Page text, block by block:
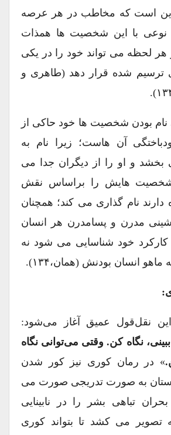
است که مخاطب در هر عرصه
نوعی با این شخصیت ها همذات
لحظه می تواند خود را در یکی
ترسیم شده قرار دهد (طاهری و
نام بودن شخصیت ها خود حاکی از
آن هاست؛ زیرا نام به
و او را از دیگران جدا می
شخصیت هایش را براساس نقش
نام گذاری می کند؛ همچنان
مدرن و پسامدرن هر انسان
خود شناسایی می شود نه
انسان بودنش (همان،۱۳۴).
نقل‌قول عمیق آغاز می‌شود:
نگاه کن. وقتی می‌توانی نگاه
در رمان کوری نیز کور شدن
به صورت تدریجی صورت می
تباهی بشر را در نابینایی
تصویر می کشد تا بتواند کوری